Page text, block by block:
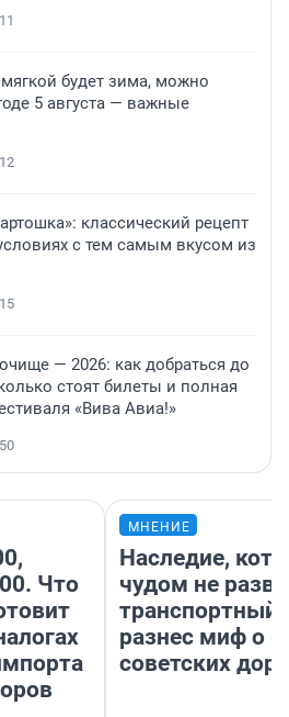
11
будет зима, можно
5 августа — важные
12
классический рецепт
с тем самым вкусом из
15
— 2026: как добраться до
стоят билеты и полная
«Вива Авиа!»
50
Что
МНЕНИЕ
Наследие,
чудом не
транспортный
разнес миф о
советских